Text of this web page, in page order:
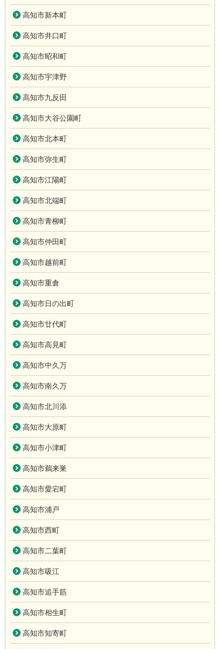
高知市新本町
高知市井口町
高知市昭和町
高知市宇津野
高知市九反田
高知市大谷公園町
高知市北本町
高知市弥生町
高知市江陽町
高知市北端町
高知市青柳町
高知市仲田町
高知市越前町
高知市重倉
高知市日の出町
高知市廿代町
高知市高見町
高知市中久万
高知市南久万
高知市北川添
高知市大原町
高知市小津町
高知市鵜来巣
高知市愛宕町
高知市浦戸
高知市西町
高知市二葉町
高知市吸江
高知市追手筋
高知市相生町
高知市知寄町